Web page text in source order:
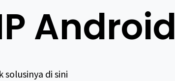
Android
solusinya di sini